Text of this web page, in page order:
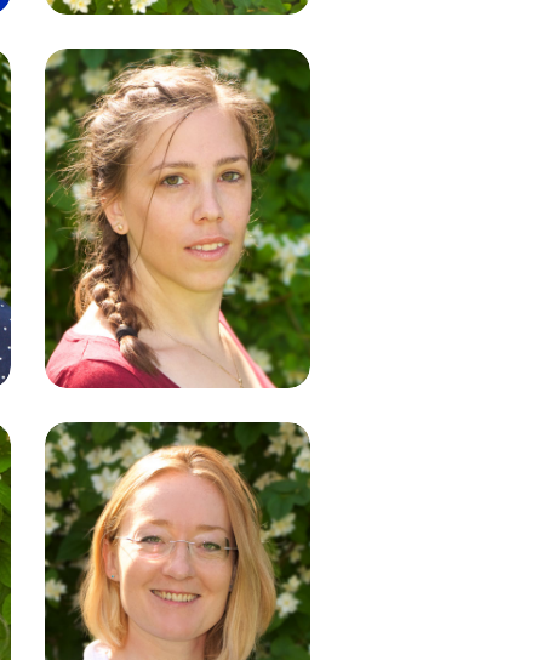
Elisabeth
Perschel
Büromanagement
Helene Wiebe